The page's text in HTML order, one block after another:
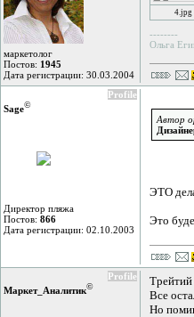
маркетолог
Постов: 1945
Дата регистрации: 30.03.2004
4.jpg
--------
Ольга
Profile
Sage©
Директор пляжа
Постов: 866
Дата регистрации: 02.10.2003
Автор
ЭТО
Это
Profile
Маркет_Аналитик©
Трейтий
Все
Но